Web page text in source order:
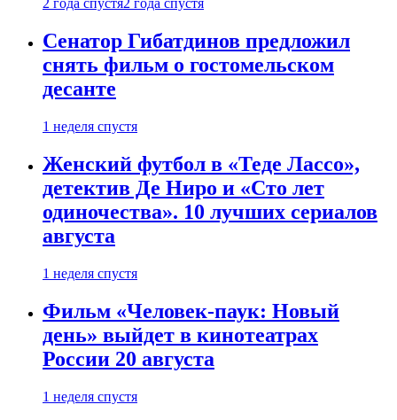
2 года спустя2 года спустя
Сенатор Гибатдинов предложил
снять фильм о гостомельском
десанте
1 неделя спустя
Женский футбол в «Теде Лассо»,
детектив Де Ниро и «Сто лет
одиночества». 10 лучших сериалов
августа
1 неделя спустя
Фильм «Человек-паук: Новый
день» выйдет в кинотеатрах
России 20 августа
1 неделя спустя